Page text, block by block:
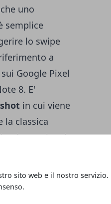
sito web e il nostro servizio.
uno
semplice
lo swipe
a
Google Pixel
8. E'
in cui viene
la classica
spazio ad
le principali
animazioni